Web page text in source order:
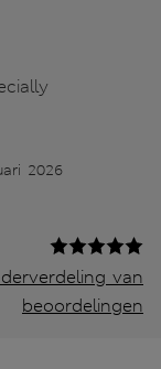
2026
van
beoordelingen